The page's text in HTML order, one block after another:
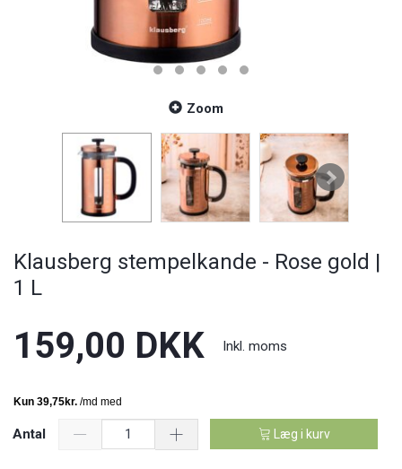
Zoom
Klausberg stempelkande - Rose gold |
1 L
159,00 DKK Inkl. moms
Antal Læg i kurv